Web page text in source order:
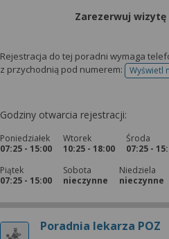
Zarezerwuj
Rejestracja do tej poradni wymaga
z przychodnią pod numerem:
Wyświetl
Godziny otwarcia rejestracji:
Poniedziałek
07:25 - 15:00
Wtorek
10:25 - 18:00
Środa
07:25 -
Piątek
07:25 - 15:00
Sobota
nieczynne
Niedziela
nieczynne
Poradnia lekarza POZ